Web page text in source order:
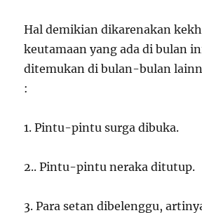
Hal demikian dikarenakan
keutamaan yang ada di bulan
ditemukan di bulan-bulan
:
1. Pintu-pintu surga dibuka.
2.. Pintu-pintu neraka ditutup.
3. Para setan dibelenggu,